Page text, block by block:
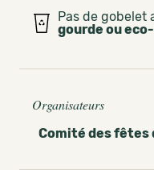
Pas de gobelet
gourde ou
Organisateurs
Comité des fêtes